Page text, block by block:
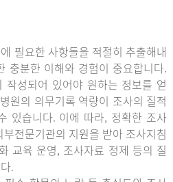
필요한 사항들을 적절히 추출해내
충분한 이해와 경험이 중요합니다.
작성되어 있어야 원하는 정보를 얻
원의 의무기록 역량이 조사의 질적
있습니다. 이에 따라, 정확한 조사
전문기관의 지원을 받아 조사지침
교육 운영, 조사자료 정제 등의 질
.